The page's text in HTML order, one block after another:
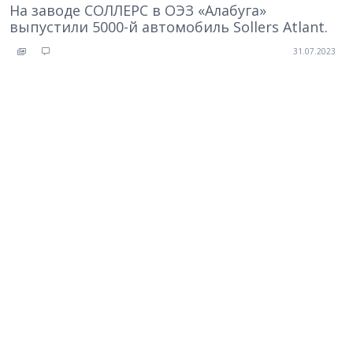
На заводе СОЛЛЕРС в ОЭЗ «Алабуга»
выпустили 5000-й автомобиль Sollers Atlant.
31.07.2023